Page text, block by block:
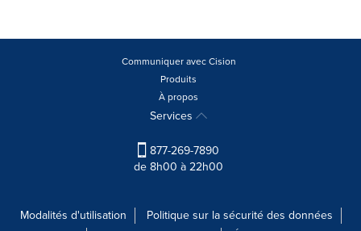
Communiquer avec Cision
Produits
À propos
Services
877-269-7890
de 8h00 à 22h00
Modalités d'utilisation
Politique sur la sécurité des données